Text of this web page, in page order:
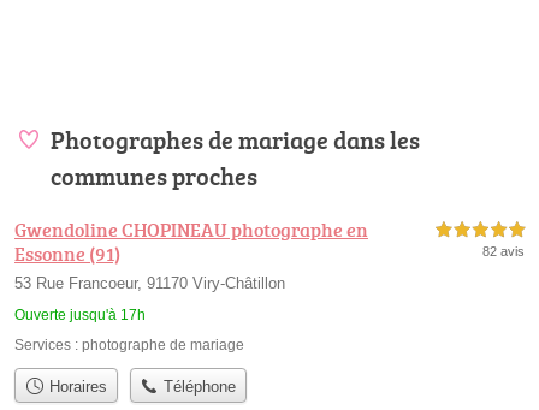
Photographes de mariage dans les
communes proches
Gwendoline CHOPINEAU photographe en
Essonne (91)
53 Rue Francoeur, 91170 Viry-Châtillon
Ouverte jusqu'à 17h
5,0 étoiles sur 5
82 avis
Services : photographe de mariage
Horaires Téléphone